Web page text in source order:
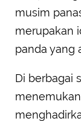
musim
merupakan
panda yang
Di berbagai